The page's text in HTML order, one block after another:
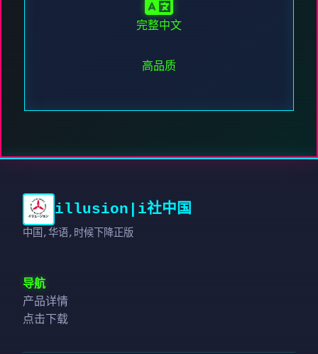
完整中文
高品质
illusion|i社中国
中国,华语,时候下降正版
导航
产品详情
点击下载